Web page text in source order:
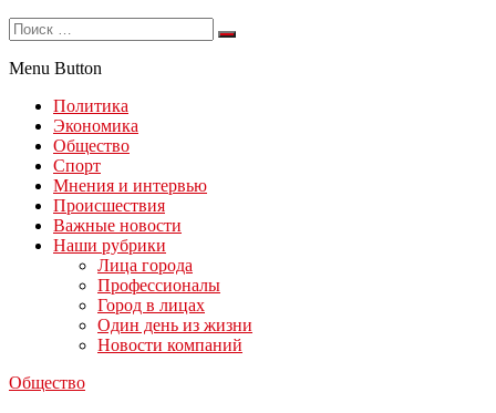
Menu Button
Политика
Экономика
Общество
Спорт
Мнения и интервью
Происшествия
Важные новости
Наши рубрики
Лица города
Профессионалы
Город в лицах
Один день из жизни
Новости компаний
Общество